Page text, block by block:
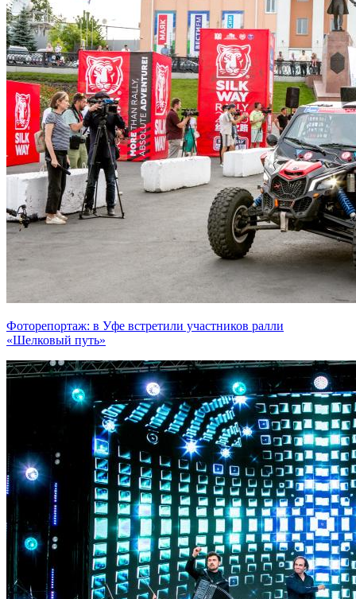
Фоторепортаж: в Уфе встретили участников ралли
«Шелковый путь»